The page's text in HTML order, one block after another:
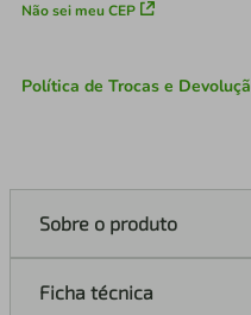
Não sei meu CEP
Política de Trocas e
Sobre o produto
Ficha técnica